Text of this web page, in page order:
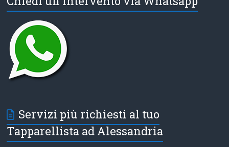
Servizi più richiesti al tuo
Tapparellista ad Alessandria